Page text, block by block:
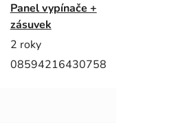
Panel vypínače +
zásuvek
2 roky
08594216430758